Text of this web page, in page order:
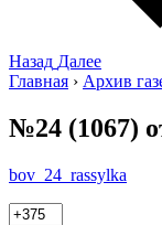
Назад Далее
Главная › Архив
№24 (1067)
bov_24_rassylka